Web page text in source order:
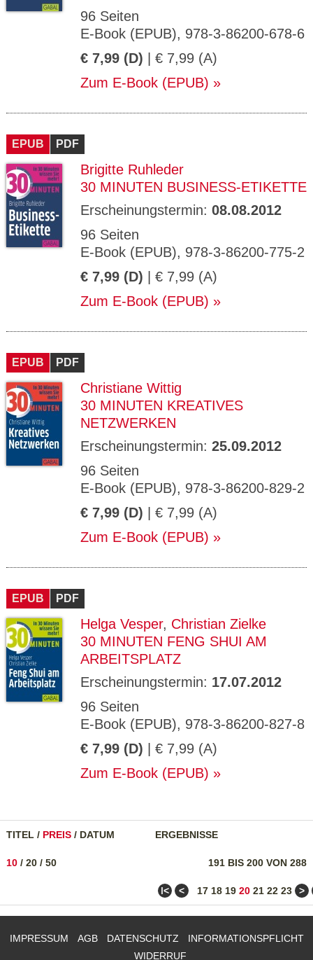
96 Seiten
E-Book (EPUB), 978-3-86200-678-6
€ 7,99 (D) | € 7,99 (A)
Zum E-Book (EPUB)
EPUB PDF
Brigitte Ruhleder
30 MINUTEN BUSINESS-ETIKETTE
Erscheinungstermin: 08.08.2012
96 Seiten
E-Book (EPUB), 978-3-86200-775-2
€ 7,99 (D) | € 7,99 (A)
Zum E-Book (EPUB)
EPUB PDF
Christiane Wittig
30 MINUTEN KREATIVES
NETZWERKEN
Erscheinungstermin: 25.09.2012
96 Seiten
E-Book (EPUB), 978-3-86200-829-2
€ 7,99 (D) | € 7,99 (A)
Zum E-Book (EPUB)
EPUB PDF
Helga Vesper, Christian Zielke
30 MINUTEN FENG SHUI AM
ARBEITSPLATZ
Erscheinungstermin: 17.07.2012
96 Seiten
E-Book (EPUB), 978-3-86200-827-8
€ 7,99 (D) | € 7,99 (A)
Zum E-Book (EPUB)
TITEL / PREIS / DATUM ERGEBNISSE
191 BIS 200 VON 288
10 / 20 / 50
ǀ< < 17 18 19 20 21 22 23 >
IMPRESSUM AGB DATENSCHUTZ
INFORMATIONSPFLICHT
WIDERRUF